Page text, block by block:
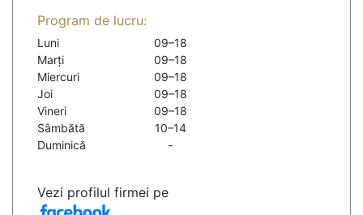
Program de lucru:
Luni
09–18
Marți
09–18
Miercuri
09–18
Joi
09–18
Vineri
09–18
Sâmbătă
10–14
Duminică
-
Vezi profilul firmei pe